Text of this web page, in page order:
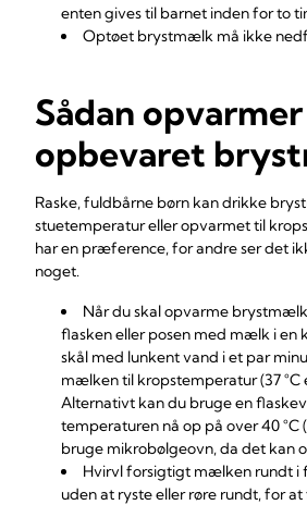
enten gives til barnet inden for to
Optøet brystmælk må ikke
Sådan
opbevaret
Raske, fuldbårne børn kan drikke
stuetemperatur eller opvarmet til
har en præference, for andre ser det
noget.
Når du skal opvarme
flasken eller posen med mælk i en
skål med lunkent vand i et par
mælken til kropstemperatur (37 °C
Alternativt kan du bruge en
temperaturen nå op på over 40 °C
bruge mikrobølgeovn, da det kan
Hvirvl forsigtigt mælken rundt i
uden at ryste eller røre rundt, for